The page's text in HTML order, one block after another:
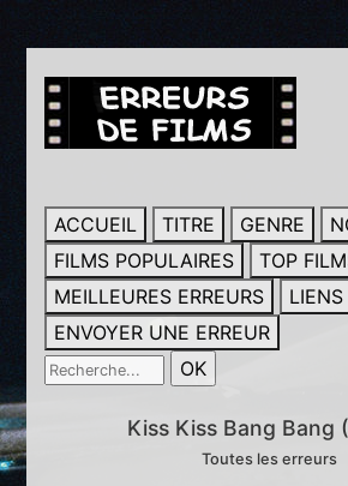
ACCUEIL TITRE GENRE
FILMS POPULAIRES
TOP
MEILLEURES ERREURS
LIENS
ENVOYER UNE ERREUR
Kiss Kiss Bang Bang
Toutes les erreurs